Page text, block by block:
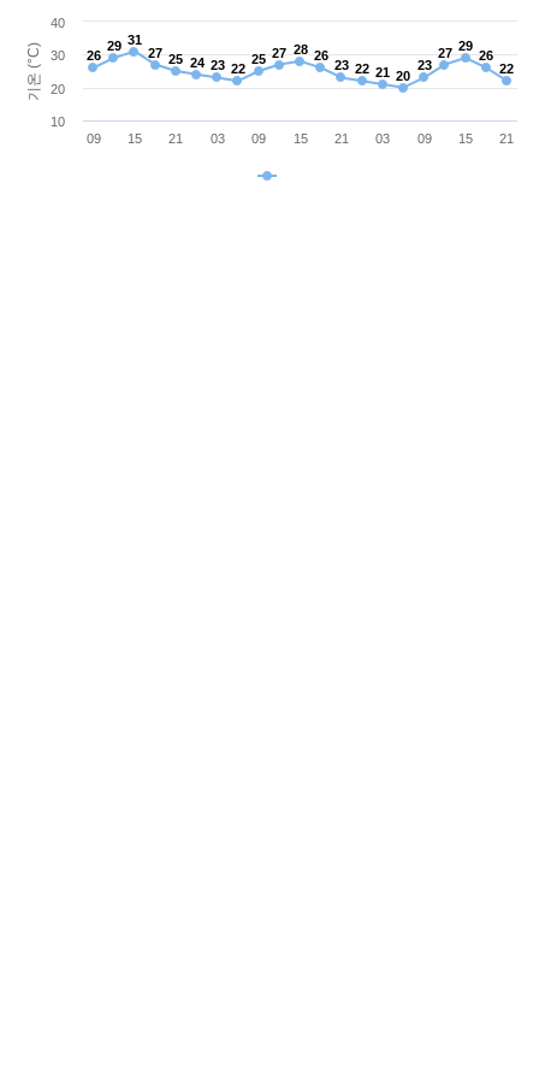
기온 (°C) 26
26
29
29 31
31
27
27 25
25 24
24 23
23 22
22
25
25 27
27 28
28 26
26
23
23 22
22 21
21 20
20
23
23
27
27 29
29
26
26
22
22
09 15 21 03 09 15 21 03 09 15 21
10
20
30
40